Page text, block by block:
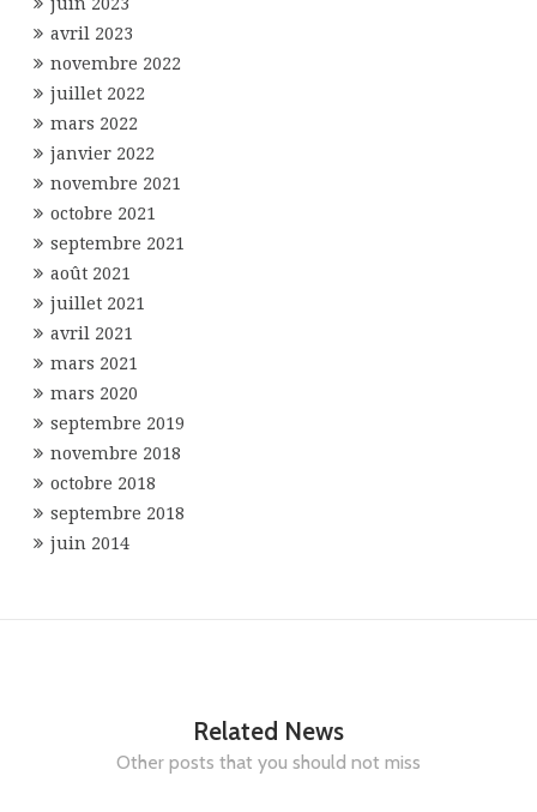
avril 2023
novembre 2022
juillet 2022
mars 2022
janvier 2022
novembre 2021
octobre 2021
septembre 2021
août 2021
juillet 2021
avril 2021
mars 2021
mars 2020
septembre 2019
novembre 2018
octobre 2018
septembre 2018
juin 2014
Related News
Other posts that you should not miss